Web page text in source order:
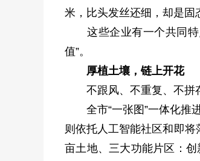
米，比头发丝还细，却是固
这些企业有一个共同特
值”。
厚植土壤，链上开花
不跟风、不重复、不拼存
全市“一张图”一体化推进
则依托人工智能社区和即
亩土地、三大功能片区：